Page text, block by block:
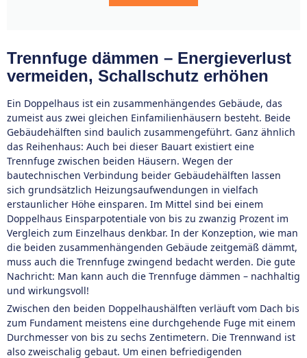
Trennfuge dämmen – Energieverlust
vermeiden, Schallschutz erhöhen
Ein Doppelhaus ist ein zusammenhängendes Gebäude, das
zumeist aus zwei gleichen Einfamilienhäusern besteht. Beide
Gebäudehälften sind baulich zusammengeführt. Ganz ähnlich
das Reihenhaus: Auch bei dieser Bauart existiert eine
Trennfuge zwischen beiden Häusern. Wegen der
bautechnischen Verbindung beider Gebäudehälften lassen
sich grundsätzlich Heizungsaufwendungen in vielfach
erstaunlicher Höhe einsparen. Im Mittel sind bei einem
Doppelhaus Einsparpotentiale von bis zu zwanzig Prozent im
Vergleich zum Einzelhaus denkbar. In der Konzeption, wie man
die beiden zusammenhängenden Gebäude zeitgemäß dämmt,
muss auch die Trennfuge zwingend bedacht werden. Die gute
Nachricht: Man kann auch die Trennfuge dämmen – nachhaltig
und wirkungsvoll!
Zwischen den beiden Doppelhaushälften verläuft vom Dach bis
zum Fundament meistens eine durchgehende Fuge mit einem
Durchmesser von bis zu sechs Zentimetern. Die Trennwand ist
also zweischalig gebaut. Um einen befriedigenden